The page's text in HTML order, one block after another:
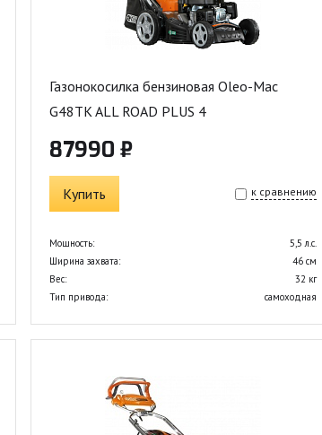
Газонокосилка бензиновая Oleo-Mac
G48TK ALL ROAD PLUS 4
87990 ₽
Купить к сравнению
Мощность:
5,5 л.с.
Ширина захвата:
46 см
Вес:
32 кг
Тип привода:
самоходная